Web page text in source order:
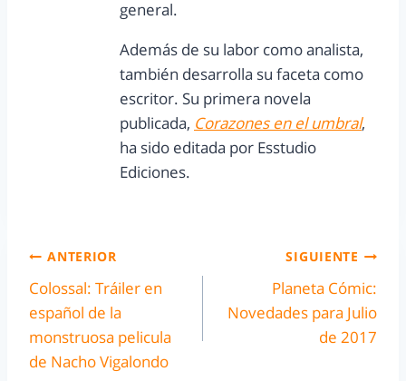
general.
Además de su labor como analista,
también desarrolla su faceta como
escritor. Su primera novela
publicada, Corazones en el umbral,
ha sido editada por Esstudio
Ediciones.
ANTERIOR
Colossal: Tráiler en
español de la
monstruosa pelicula
de Nacho Vigalondo
SIGUIENTE
Planeta Cómic:
Novedades para Julio
de 2017